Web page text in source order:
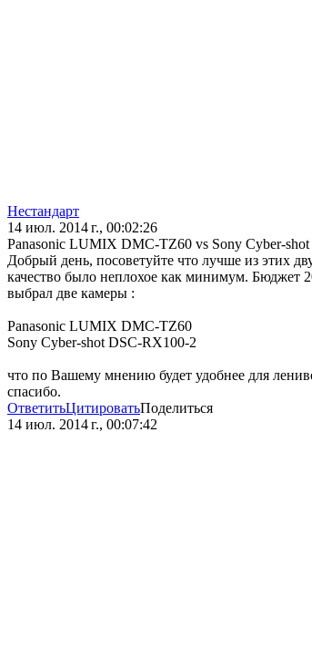
Нестандарт
14 июл. 2014 г., 00:02:26
Panasonic LUMIX DMC-TZ60 vs Sony Cyber-
Добрый день, посоветуйте что лучше из этих
качество было неплохое как минимум. Бюджет
выбрал две камеры :
Panasonic LUMIX DMC-TZ60
Sony Cyber-shot DSC-RX100-2
что по Вашему мнению будет удобнее для
спасибо.
ОтветитьЦитироватьПоделиться
14 июл. 2014 г., 00:07:42